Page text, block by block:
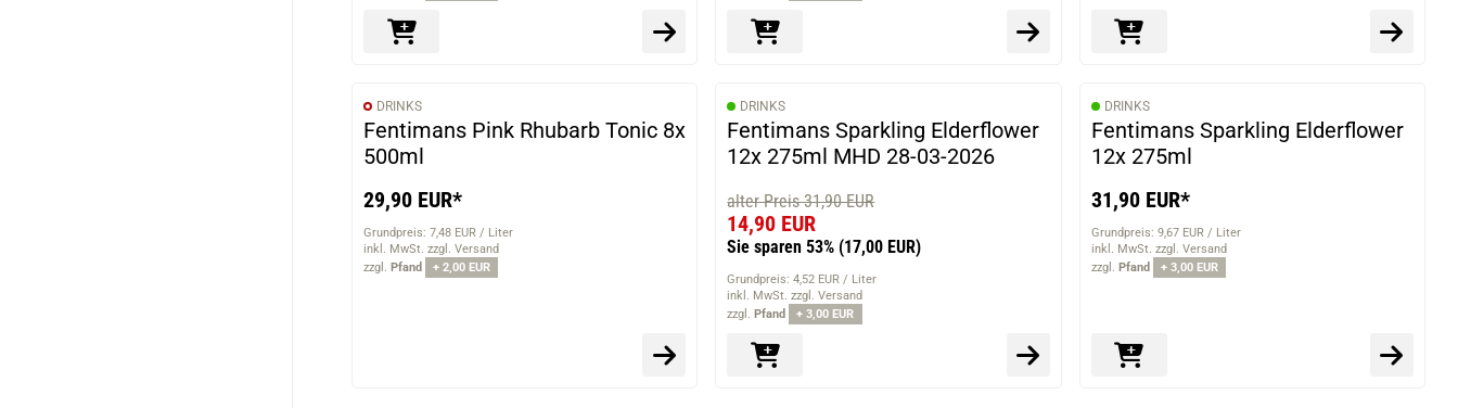
DRINKS
Fentimans Pink Rhubarb Tonic 8x
500ml
29,90 EUR*
Grundpreis: 7,48 EUR / Liter
inkl. MwSt. zzgl. Versand
zzgl. Pfand + 2,00 EUR
DRINKS
Fentimans Sparkling Elderflower
12x 275ml MHD 28-03-2026
alter Preis 31,90 EUR
14,90 EUR
Sie sparen 53% (17,00 EUR)
Grundpreis: 4,52 EUR / Liter
inkl. MwSt. zzgl. Versand
zzgl.Pfand + 3,00 EUR
DRINKS
Fentimans Sparkling Elderflower
12x 275ml
31,90 EUR*
Grundpreis: 9,67 EUR / Liter
inkl. MwSt. zzgl. Versand
zzgl. Pfand + 3,00 EUR